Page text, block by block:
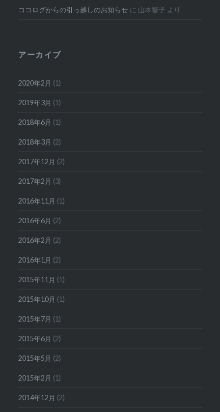
ココログからの引っ越しのお知らせ に 山本智子 より
アーカイブ
2020年2月 (1)
2019年3月 (1)
2018年6月 (1)
2018年3月 (2)
2017年12月 (2)
2017年2月 (3)
2016年11月 (1)
2016年6月 (2)
2016年2月 (2)
2016年1月 (2)
2015年11月 (1)
2015年10月 (1)
2015年7月 (1)
2015年6月 (2)
2015年5月 (2)
2015年2月 (1)
2014年12月 (2)